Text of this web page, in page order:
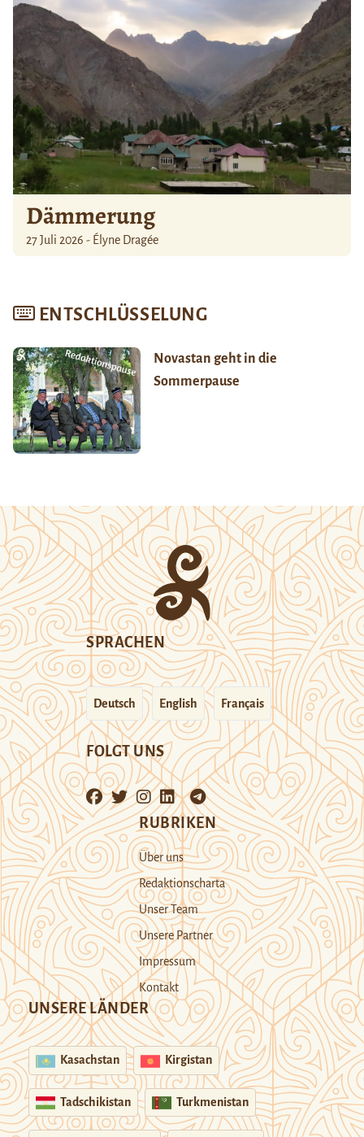
Dämmerung
27 Juli 2026 - Élyne Dragée
ENTSCHLÜSSELUNG
Novastan geht in die
Sommerpause
SPRACHEN
Deutsch English Français
FOLGT UNS
RUBRIKEN
Über uns
Redaktionscharta
Unser Team
Unsere Partner
Impressum
Kontakt
UNSERE LÄNDER
Kasachstan Kirgistan
Tadschikistan Turkmenistan